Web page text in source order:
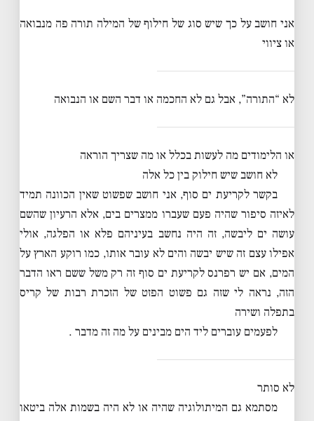
אני חושב על כך שיש סוג של חילוף של המילה תורה פה מנבואה
או ציווי
לא “התורה”, אבל גם לא החכמה או דבר השם או הנבואה
או הלימודים מה לעשות בכלל או מה שצריך הוראה
לא חושב שיש חילוק בין כל אלה
בקשר לקריעת ים סוף, אני חושב שפשוט שאין הכוונה תמיד
לאיזה סיפור שהיה פעם שעברו ממצרים בים, אלא הרעיון שהשם
עושה ים ליבשה, זה היה נחשב בעיניהם פלא או הפלגה, אולי
אפילו עצם זה שיש יבשה והים לא עובר אותו, כמו רוקע הארץ על
המים, אם יש רפרנס לקריעת ים סוף זה רק משל ששם ראו הדבר
הזה, נראה לי שזה גם פשוט הפזט של הזכרת רבות של קריס
בתפלה ושירה
לפעמים עוברים ליד הים מבינים על מה זה מדבר .
לא סותר
מסתמא גם המיתולוגיה שהיה או לא היה בשמות אלה ביטאו